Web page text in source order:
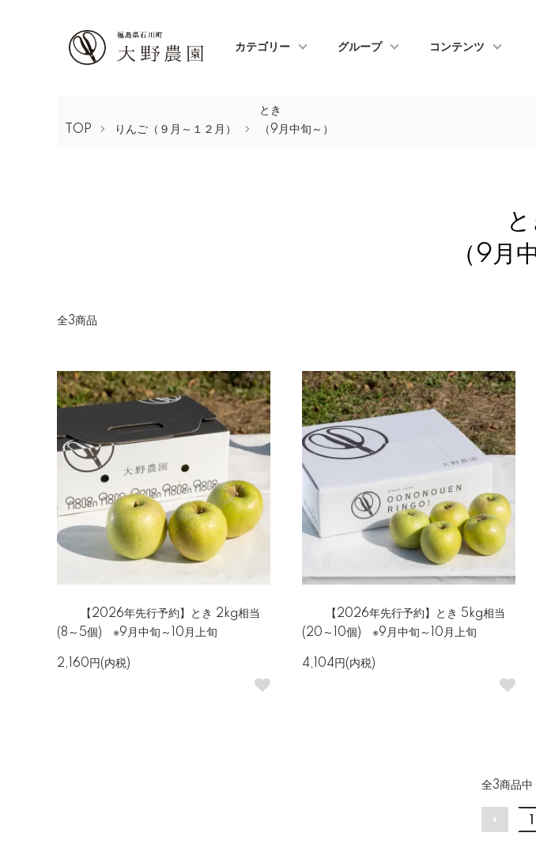
カテゴリー グループ コンテンツ
TOP りんご（９月～１２月）
とき
（9月中旬～）
と
（9月
全3商品
【2026年先行予約】とき 2kg相当
(8～5個) ※9月中旬～10月上旬
2,160円(内税)
【2026年先行予約】とき 5kg相当
(20～10個) ※9月中旬～10月上旬
4,104円(内税)
全3商品中